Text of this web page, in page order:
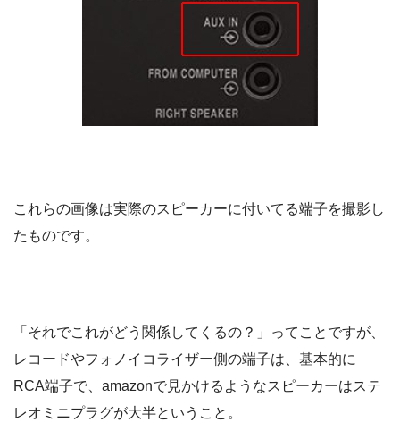
これらの画像は実際のスピーカーに付いてる端子を撮影し
たものです。
「それでこれがどう関係してくるの？」ってことですが、
レコードやフォノイコライザー側の端子は、基本的に
RCA端子で、amazonで見かけるようなスピーカーはステ
レオミニプラグが大半ということ。